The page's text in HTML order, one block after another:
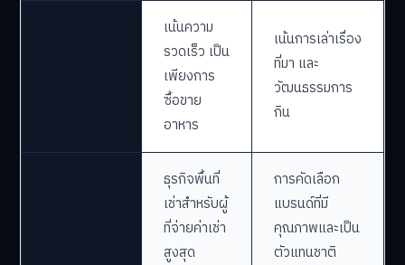
เน้นความ
รวดเร็ว เป็น
เพียงการ
ซื้อขาย
อาหาร
เน้นการเล่าเรื่อง
ที่มา และ
วัฒนธรรมการ
กิน
ธุรกิจพื้นที่
เช่าสำหรับผู้
ที่จ่ายค่าเช่า
สูงสุด
การคัดเลือก
แบรนด์ที่มี
คุณภาพและเป็น
ตัวแทนชาติ